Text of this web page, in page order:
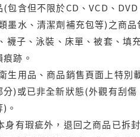
含但不限於CD、VCD、
水、清潔劑補充包等)之商
子、泳裝、床單、被套、填
跡。
用品、商品銷售頁面上特
)或已非全新狀態(外觀有刮
。
有瑕疵外，退回之商品已拆